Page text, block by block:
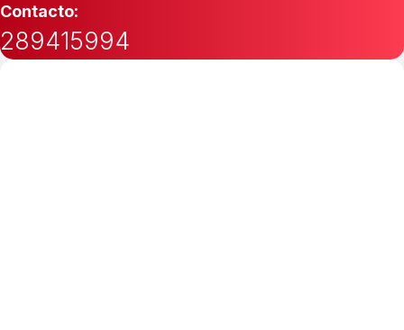
Contacto:
289415994